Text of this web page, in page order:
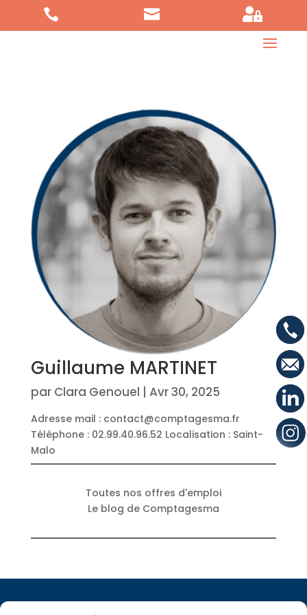
  
Guillaume MARTINET
par Clara Genouel | Avr 30, 2025
Adresse mail : contact@comptagesma.fr
Téléphone : 02.99.40.96.52 Localisation : Saint-
Malo
Toutes nos offres d'emploi
Le blog de Comptagesma